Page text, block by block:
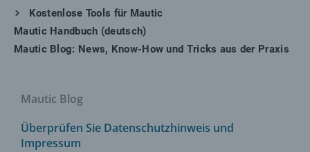
Kostenlose Tools für Mautic
Mautic Handbuch (deutsch)
Mautic Blog: News, Know-How und Tricks aus der Praxis
Mautic Blog
Überprüfen Sie Datenschutzhinweis und
Impressum